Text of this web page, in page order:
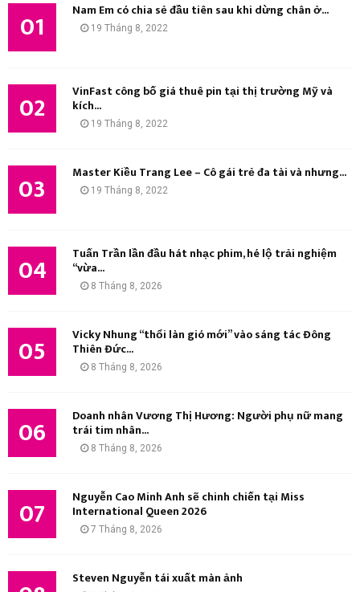
01 Nam Em có chia sẻ đầu tiên sau khi dừng chân ở...
19 Tháng 8, 2022
02 VinFast công bố giá thuê pin tại thị trường Mỹ và
kích...
19 Tháng 8, 2022
03 Master Kiều Trang Lee – Cô gái trẻ đa tài và nhưng...
19 Tháng 8, 2022
04 Tuấn Trần lần đầu hát nhạc phim, hé lộ trải nghiệm
“vừa...
8 Tháng 8, 2026
05 Vicky Nhung “thổi làn gió mới” vào sáng tác Đông
Thiên Đức...
8 Tháng 8, 2026
06 Doanh nhân Vương Thị Hương: Người phụ nữ mang
trái tim nhân...
8 Tháng 8, 2026
07 Nguyễn Cao Minh Anh sẽ chinh chiến tại Miss
International Queen 2026
7 Tháng 8, 2026
Steven Nguyễn tái xuất màn ảnh